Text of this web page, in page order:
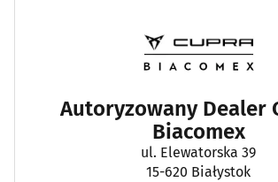
Autoryzowany Dealer
Biacomex
ul. Elewatorska 39
15-620 Białystok